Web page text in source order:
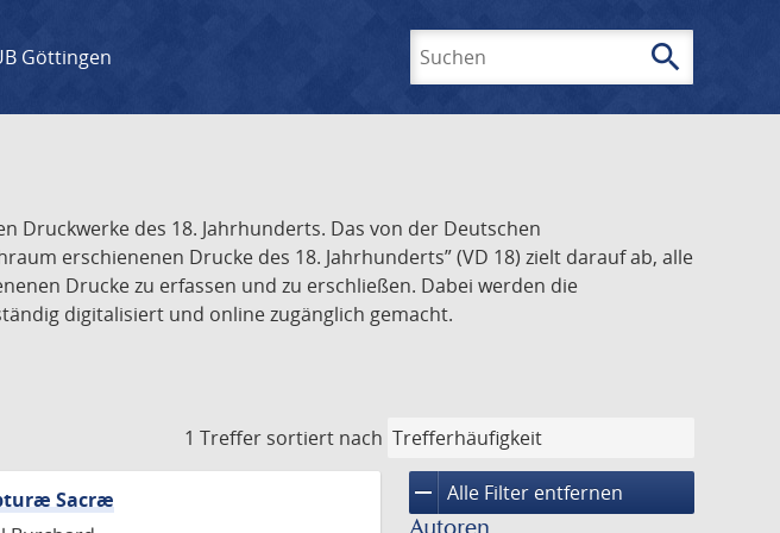
Göttingen search
Druckwerke des 18. Jahrhunderts. Das von der Deutschen
erschienenen Drucke des 18. Jahrhunderts” (VD 18) zielt darauf ab, alle
Drucke zu erfassen und zu erschließen. Dabei werden die
digitalisiert und online zugänglich gemacht.
1 Treffer sortiert nach
remove Alle Filter entfernen
Sacræ